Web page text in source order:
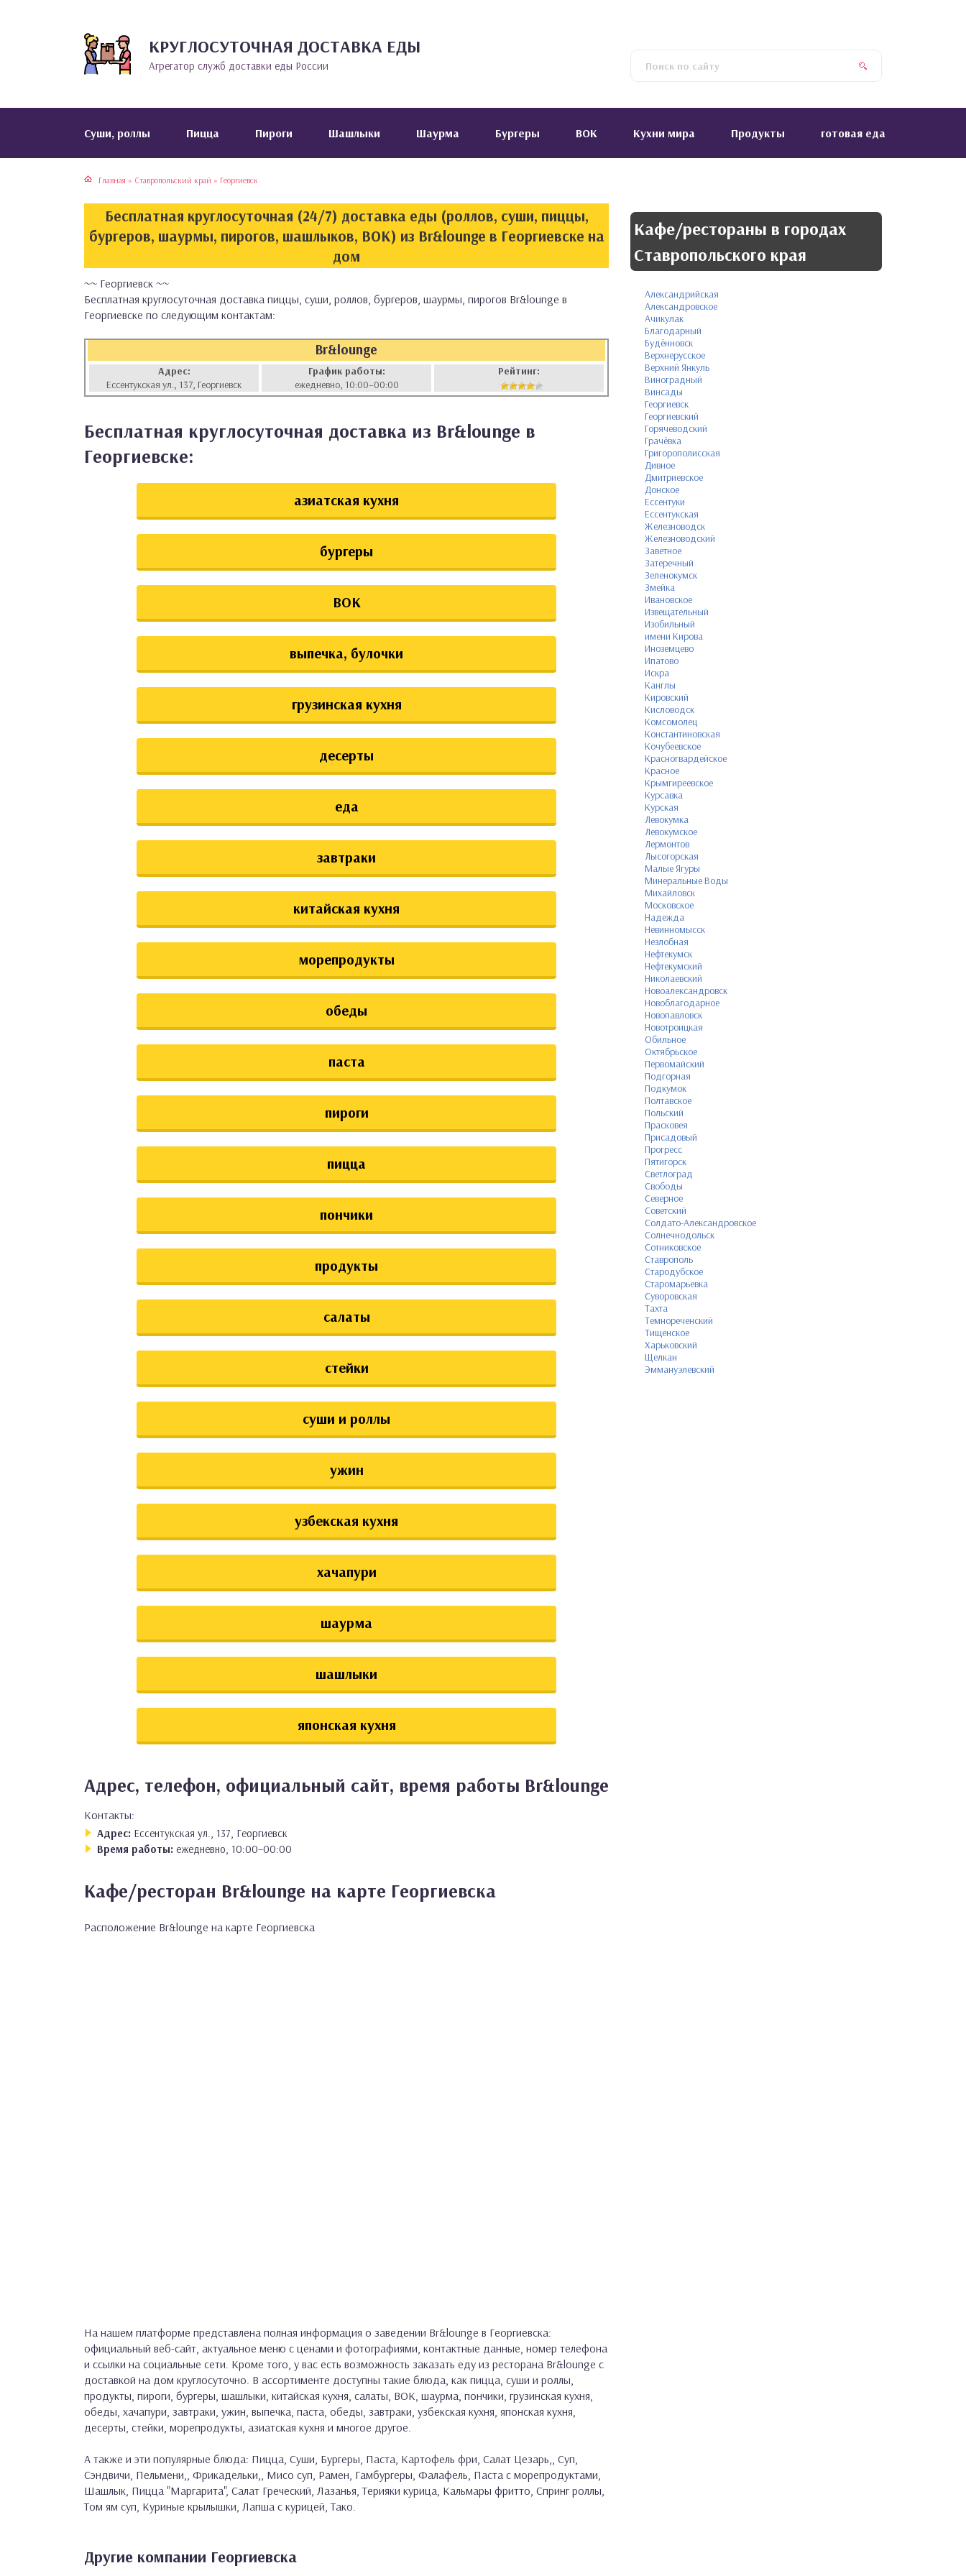
КРУГЛОСУТОЧНАЯ ДОСТАВКА ЕДЫ
Агрегатор служб доставки еды России
Cуши, роллы Пицца Пироги Шашлыки Шаурма Бургеры ВОК Кухни мира Продукты готовая еда
Главная » Ставропольский край » Георгиевск
Бесплатная круглосуточная (24/7) доставка еды (роллов, суши, пиццы,
бургеров, шаурмы, пирогов, шашлыков, ВОК) из Br&lounge в Георгиевске на
дом
~~ Георгиевск ~~
Бесплатная круглосуточная доставка пиццы, суши, роллов, бургеров, шаурмы, пирогов Br&lounge в
Георгиевске по следующим контактам:
Br&lounge
Адрес:
Ессентукская ул., 137, Георгиевск
График работы:
ежедневно, 10:00–00:00
Рейтинг:
Бесплатная круглосуточная доставка из Br&lounge в
Георгиевске:
азиатская кухня
бургеры
ВОК
выпечка, булочки
грузинская кухня
десерты
еда
завтраки
китайская кухня
морепродукты
обеды
паста
пироги
пицца
пончики
продукты
салаты
стейки
суши и роллы
ужин
узбекская кухня
хачапури
шаурма
шашлыки
японская кухня
Адрес, телефон, официальный сайт, время работы Br&lounge
Контакты:
Адрес: Ессентукская ул., 137, Георгиевск
Время работы: ежедневно, 10:00–00:00
Кафе/ресторан Br&lounge на карте Георгиевска
Расположение Br&lounge на карте Георгиевска
На нашем платформе представлена полная информация о заведении Br&lounge в Георгиевска:
официальный веб-сайт, актуальное меню с ценами и фотографиями, контактные данные, номер телефона
и ссылки на социальные сети. Кроме того, у вас есть возможность заказать еду из ресторана Br&lounge с
доставкой на дом круглосуточно. В ассортименте доступны такие блюда, как пицца, суши и роллы,
продукты, пироги, бургеры, шашлыки, китайская кухня, салаты, ВОК, шаурма, пончики, грузинская кухня,
обеды, хачапури, завтраки, ужин, выпечка, паста, обеды, завтраки, узбекская кухня, японская кухня,
десерты, стейки, морепродукты, азиатская кухня и многое другое.
А также и эти популярные блюда: Пицца, Суши, Бургеры, Паста, Картофель фри, Салат Цезарь,, Суп,
Сэндвичи, Пельмени,, Фрикадельки,, Мисо суп, Рамен, Гамбургеры, Фалафель, Паста с морепродуктами,
Шашлык, Пицца "Маргарита", Салат Греческий, Лазанья, Терияки курица, Кальмары фритто, Спринг роллы,
Том ям суп, Куриные крылышки, Лапша с курицей, Тако.
Другие компании Георгиевска
Кафе/рестораны в городах
Ставропольского края
Александрийская
Александровское
Ачикулак
Благодарный
Будённовск
Верхнерусское
Верхний Янкуль
Виноградный
Винсады
Георгиевск
Георгиевский
Горячеводский
Грачёвка
Григорополисская
Дивное
Дмитриевское
Донское
Ессентуки
Ессентукская
Железноводск
Железноводский
Заветное
Затеречный
Зеленокумск
Змейка
Ивановское
Извещательный
Изобильный
имени Кирова
Иноземцево
Ипатово
Искра
Канглы
Кировский
Кисловодск
Комсомолец
Константиновская
Кочубеевское
Красногвардейское
Красное
Крымгиреевское
Курсавка
Курская
Левокумка
Левокумское
Лермонтов
Лысогорская
Малые Ягуры
Минеральные Воды
Михайловск
Московское
Надежда
Невинномысск
Незлобная
Нефтекумск
Нефтекумский
Николаевский
Новоалександровск
Новоблагодарное
Новопавловск
Новотроицкая
Обильное
Октябрьское
Первомайский
Подгорная
Подкумок
Полтавское
Польский
Прасковея
Присадовый
Прогресс
Пятигорск
Светлоград
Свободы
Северное
Советский
Солдато-Александровское
Солнечнодольск
Сотниковское
Ставрополь
Стародубское
Старомарьевка
Суворовская
Тахта
Темнореченский
Тищенское
Харьковский
Щелкан
Эммануэлевский
кухня